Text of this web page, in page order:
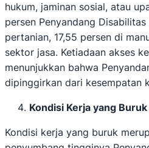
hukum, jaminan sosial, atau
persen Penyandang
pertanian, 17,55 persen di
sektor jasa. Ketiadaan akses
menunjukkan bahwa
dipinggirkan dari kesempatan
Kondisi Kerja yang Buruk
Kondisi kerja yang buruk